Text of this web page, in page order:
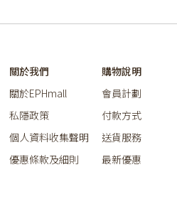
關於我們
關於EPHmall
私隱政策
個人資料收集聲明
優惠條款及細則
購物說明
會員計劃
付款方式
送貨服務
最新優惠